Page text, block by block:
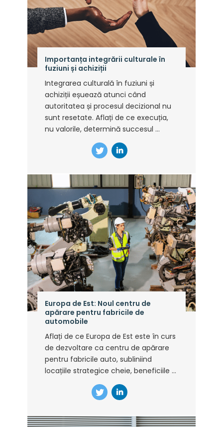
Importanța integrării culturale în
fuziuni și achiziții
Integrarea culturală în fuziuni și
achiziții eșuează atunci când
autoritatea și procesul decizional nu
sunt resetate. Aflați de ce execuția,
nu valorile, determină succesul ...
Europa de Est: Noul centru de
apărare pentru fabricile de
automobile
Aflați de ce Europa de Est este în curs
de dezvoltare ca centru de apărare
pentru fabricile auto, subliniind
locațiile strategice cheie, beneficiile ...